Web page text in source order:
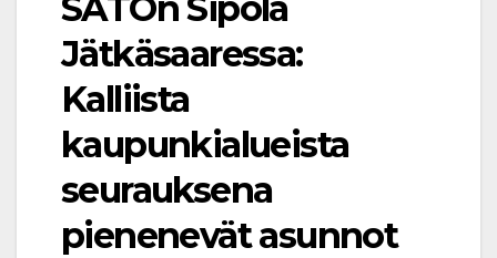
Jätkäsaaressa:
Kalliista
kaupunkialueista
seurauksena
pienenevät asunnot